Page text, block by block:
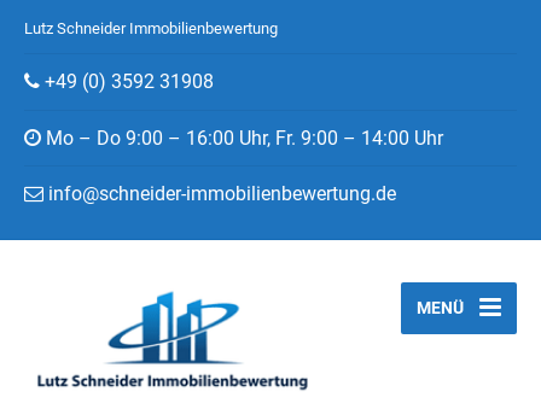
Lutz Schneider Immobilienbewertung
+49 (0) 3592 31908
Mo – Do 9:00 – 16:00 Uhr, Fr. 9:00 – 14:00 Uhr
info@schneider-immobilienbewertung.de
MENÜ